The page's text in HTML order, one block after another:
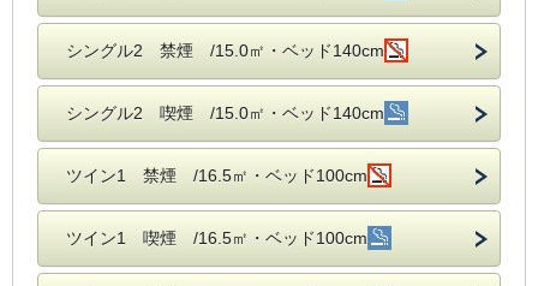
シングル2 禁煙 /15.0㎡・ベッド140cm
シングル2 喫煙 /15.0㎡・ベッド140cm
ツイン1 禁煙 /16.5㎡・ベッド100cm
ツイン1 喫煙 /16.5㎡・ベッド100cm